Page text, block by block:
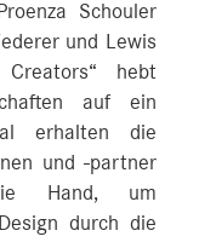
Schouler
und Lewis
hebt
auf ein
erhalten die
und -partner
Hand, um
durch die